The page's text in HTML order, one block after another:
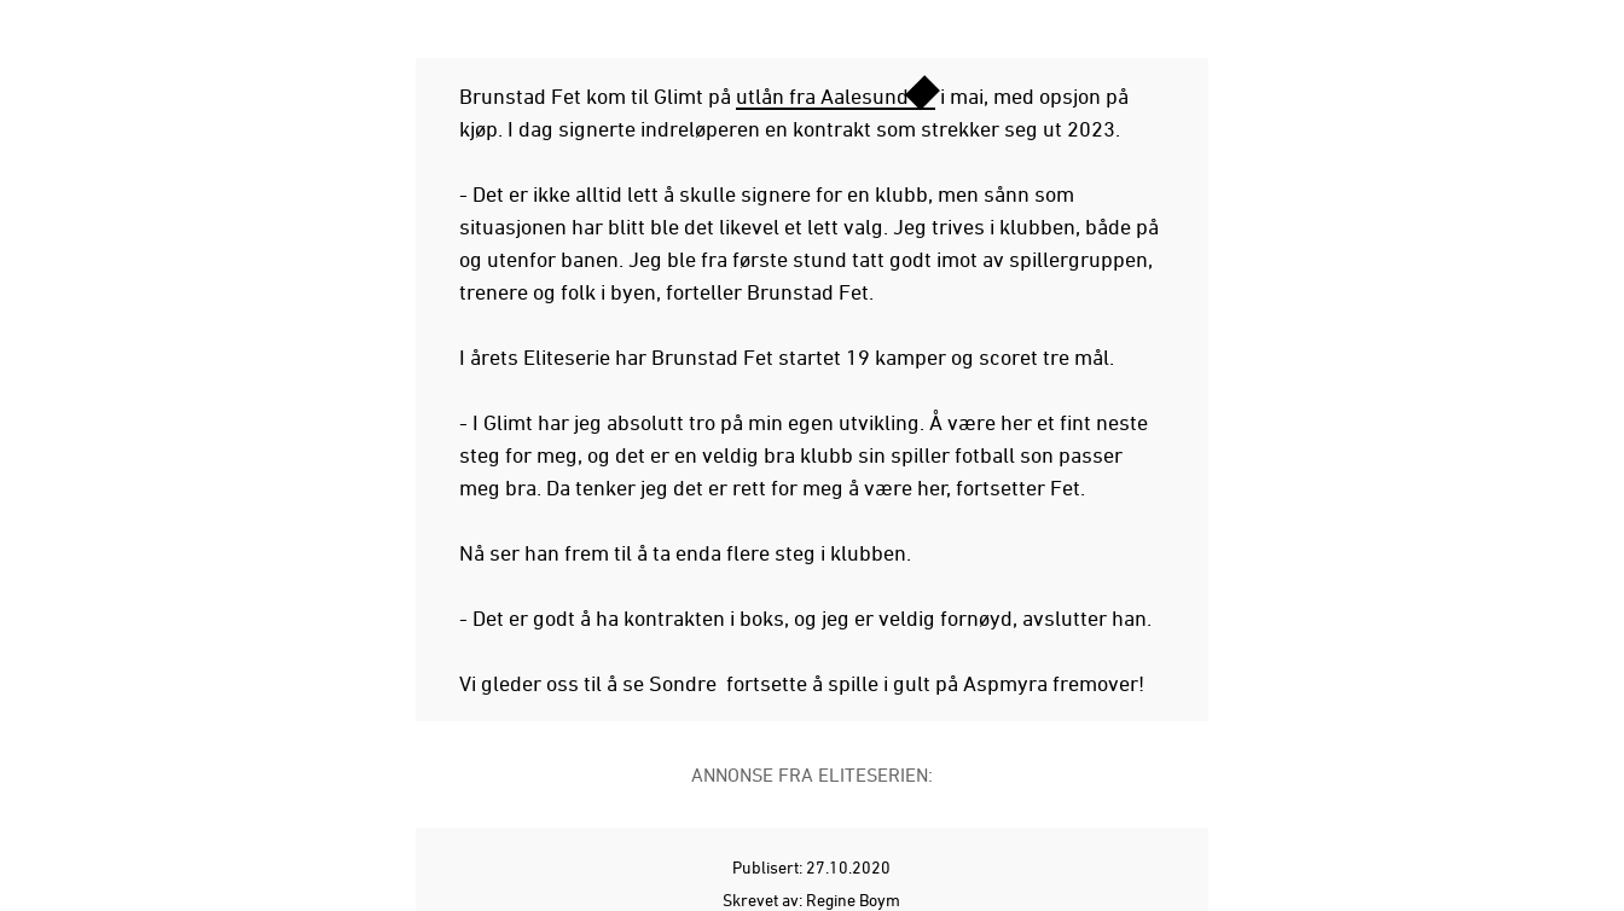
Brunstad Fet kom til Glimt på utlån fra Aalesund
i mai, med opsjon på
kjøp. I dag signerte indreløperen en kontrakt som strekker seg ut 2023.
- Det er ikke alltid lett å skulle signere for en klubb, men sånn som
situasjonen har blitt ble det likevel et lett valg. Jeg trives i klubben, både på
og utenfor banen. Jeg ble fra første stund tatt godt imot av spillergruppen,
trenere og folk i byen, forteller Brunstad Fet.
I årets Eliteserie har Brunstad Fet startet 19 kamper og scoret tre mål.
- I Glimt har jeg absolutt tro på min egen utvikling. Å være her et fint neste
steg for meg, og det er en veldig bra klubb sin spiller fotball son passer
meg bra. Da tenker jeg det er rett for meg å være her, fortsetter Fet.
Nå ser han frem til å ta enda flere steg i klubben.
- Det er godt å ha kontrakten i boks, og jeg er veldig fornøyd, avslutter han.
Vi gleder oss til å se Sondre fortsette å spille i gult på Aspmyra fremover!
ANNONSE FRA ELITESERIEN:
Publisert: 27.10.2020
Skrevet av: Regine Boym